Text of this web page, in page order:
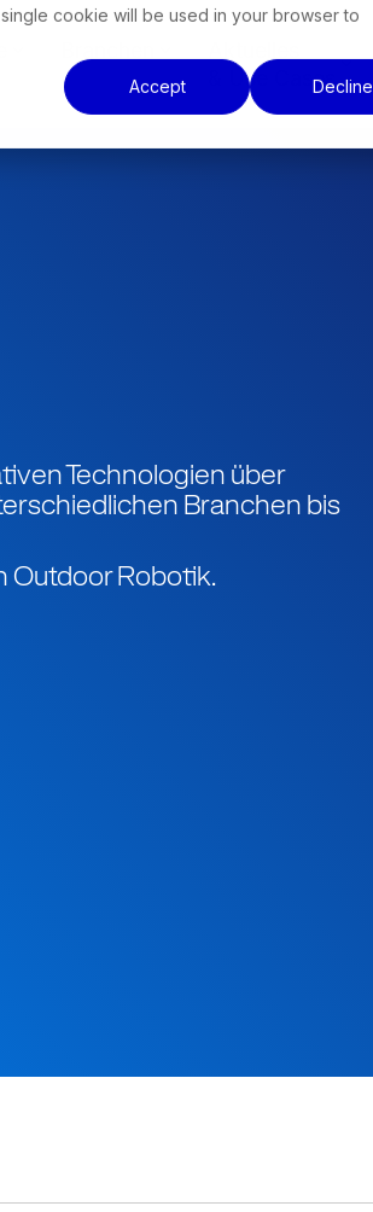
cookie will be used in your browser to
Accept Decline
& Use Cases
Technologien über
Branchen bis
Outdoor Robotik.